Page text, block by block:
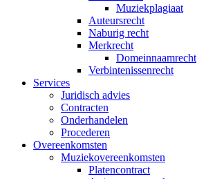
Muziekplagiaat
Auteursrecht
Naburig recht
Merkrecht
Domeinnaamrecht
Verbintenissenrecht
Services
Juridisch advies
Contracten
Onderhandelen
Procederen
Overeenkomsten
Muziekovereenkomsten
Platencontract